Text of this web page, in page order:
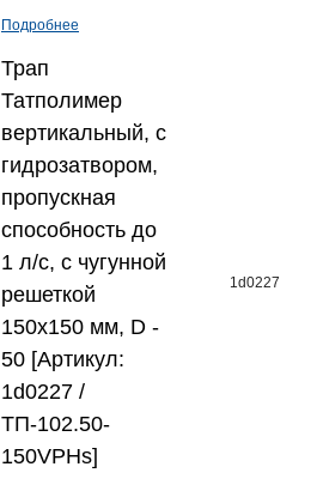
Подробнее
Трап
Татполимер
вертикальный, с
гидрозатвором,
пропускная
способность до
1 л/с, с чугунной
решеткой
150x150 мм, D -
50 [Артикул:
1d0227 /
ТП-102.50-
150VPHs]
1d0227